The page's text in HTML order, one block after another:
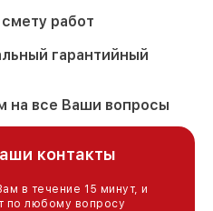
работ
гарантийный
на все Ваши вопросы
контакты
в течение 15 минут, и
по любому вопросу